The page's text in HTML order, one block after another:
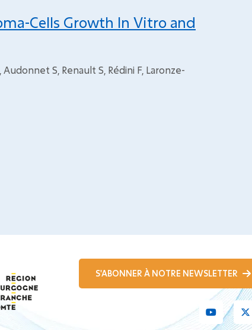
Cells Growth In Vitro and
S, Renault S, Rédini F, Laronze-
S'ABONNER À NOTRE NEWSLETTER
Youtube